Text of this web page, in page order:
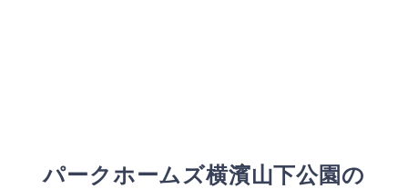
パークホームズ横濱山下公園の